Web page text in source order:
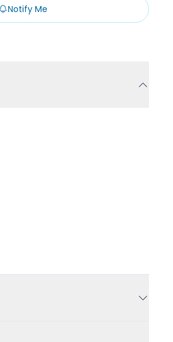
Notify Me